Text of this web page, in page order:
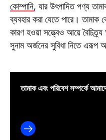
কোম্পানি, যার উৎপাদিত পণ্য
ব্যবহার করা যেতে পারে। তামাক
কারণ হওয়া সত্ত্বেও আয়ে
সুনাম অর্জনের সুবিধা নিতে এরূপ
তামাক এবং পরিবেশ সম্পর্কে